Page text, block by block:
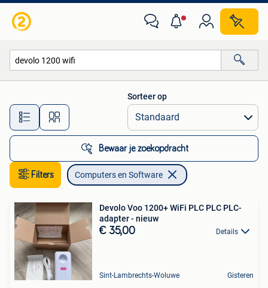
Alle afstanden…
Sorteer op
Bewaar je zoekopdracht
Filters Computers en Software
Devolo Voo 1200+ WiFi PLC PLC PLC-
adapter - nieuw
€ 35,00 Details
Sint-Lambrechts-Woluwe Gisteren